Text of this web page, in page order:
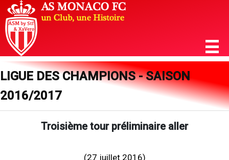
LIGUE DES CHAMPIONS - SAISON
2016/2017
Troisième tour préliminaire aller
(27 juillet 2016)